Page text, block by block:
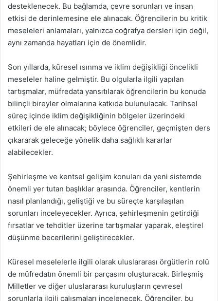
desteklenecek. Bu bağlamda, çevre sorunları ve insan
etkisi de derinlemesine ele alınacak. Öğrencilerin bu kritik
meseleleri anlamaları, yalnızca coğrafya dersleri için değil,
aynı zamanda hayatları için de önemlidir.
Son yıllarda, küresel ısınma ve iklim değişikliği öncelikli
meseleler haline gelmiştir. Bu olgularla ilgili yapılan
tartışmalar, müfredata yansıtılarak öğrencilerin bu konuda
bilinçli bireyler olmalarına katkıda bulunulacak. Tarihsel
süreç içinde iklim değişikliğinin bölgeler üzerindeki
etkileri de ele alınacak; böylece öğrenciler, geçmişten ders
çıkararak geleceğe yönelik daha sağlıklı kararlar
alabilecekler.
Şehirleşme ve kentsel gelişim konuları da yeni sistemde
önemli yer tutan başlıklar arasında. Öğrenciler, kentlerin
nasıl planlandığı, geliştiği ve bu süreçte karşılaşılan
sorunları inceleyecekler. Ayrıca, şehirleşmenin getirdiği
fırsatlar ve tehditler üzerine tartışmalar yaparak, eleştirel
düşünme becerilerini geliştirecekler.
Küresel meselelerle ilgili olarak uluslararası örgütlerin rolü
de müfredatın önemli bir parçasını oluşturacak. Birleşmiş
Milletler ve diğer uluslararası kuruluşların çevresel
sorunlarla ilgili çalışmaları incelenecek. Öğrenciler, bu